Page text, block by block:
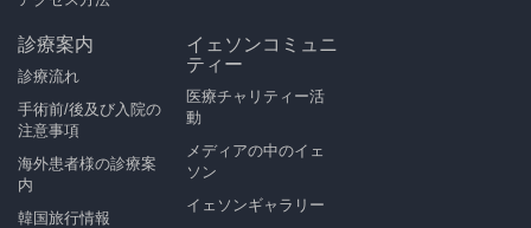
診療案内
診療流れ
手術前/後及び入院の
注意事項
海外患者様の診療案
内
韓国旅行情報
イェソンコミュニ
ティー
医療チャリティー活
動
メディアの中のイェ
ソン
イェソンギャラリー